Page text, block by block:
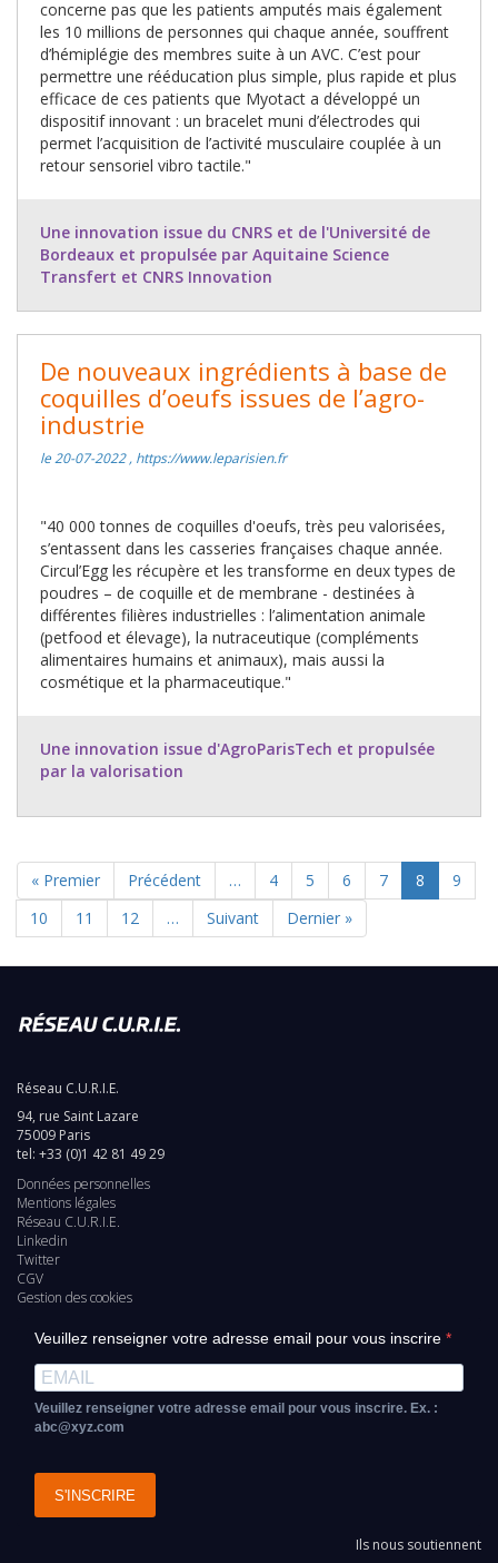
concerne pas que les patients amputés mais également
les 10 millions de personnes qui chaque année, souffrent
d’hémiplégie des membres suite à un AVC. C’est pour
permettre une rééducation plus simple, plus rapide et plus
efficace de ces patients que Myotact a développé un
dispositif innovant : un bracelet muni d’électrodes qui
permet l’acquisition de l’activité musculaire couplée à un
retour sensoriel vibro tactile."
Une innovation issue du CNRS et de l'Université de
Bordeaux et propulsée par Aquitaine Science
Transfert et CNRS Innovation
De nouveaux ingrédients à base de
coquilles d’oeufs issues de l’agro-
industrie
le 20-07-2022 , https://www.leparisien.fr
"40 000 tonnes de coquilles d'oeufs, très peu valorisées,
s’entassent dans les casseries françaises chaque année.
Circul’Egg les récupère et les transforme en deux types de
poudres – de coquille et de membrane - destinées à
différentes filières industrielles : l’alimentation animale
(petfood et élevage), la nutraceutique (compléments
alimentaires humains et animaux), mais aussi la
cosmétique et la pharmaceutique."
Une innovation issue d'AgroParisTech et propulsée
par la valorisation
PAGINATION
Première
page
« Premier
Page
précédente
Précédent … Page
4 Page
5 Page
6 Page
7
Page
actuelle
8 Page
9
Page
10 Page
11 Page
12 …
Page
suivante
Suivant
Dernière
page
Dernier »
Réseau C.U.R.I.E.
94, rue Saint Lazare
75009 Paris
tel: +33 (0)1 42 81 49 29
Pied
de
page
Données personnelles
Mentions légales
Réseau C.U.R.I.E.
Linkedin
Twitter
CGV
Gestion des cookies
Veuillez renseigner votre adresse email pour vous inscrire
Veuillez renseigner votre adresse email pour vous inscrire. Ex. :
abc@xyz.com
S'INSCRIRE
Ils nous soutiennent